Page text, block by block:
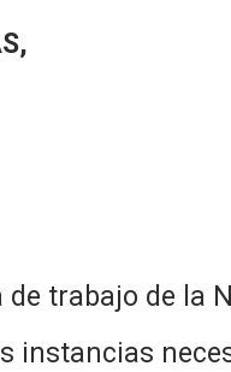
de trabajo de la
instancias